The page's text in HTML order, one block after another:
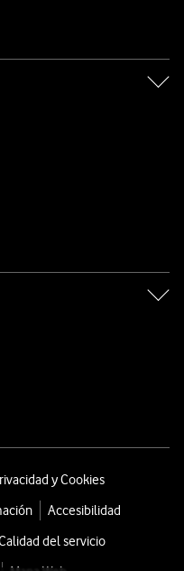
y Cookies
Accesibilidad
del servicio